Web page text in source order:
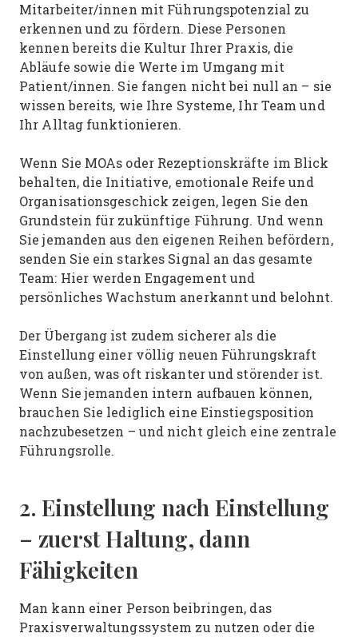
Mitarbeiter/innen mit Führungspotenzial zu
erkennen und zu fördern. Diese Personen
kennen bereits die Kultur Ihrer Praxis, die
Abläufe sowie die Werte im Umgang mit
Patient/innen. Sie fangen nicht bei null an – sie
wissen bereits, wie Ihre Systeme, Ihr Team und
Ihr Alltag funktionieren.
Wenn Sie MOAs oder Rezeptionskräfte im Blick
behalten, die Initiative, emotionale Reife und
Organisationsgeschick zeigen, legen Sie den
Grundstein für zukünftige Führung. Und wenn
Sie jemanden aus den eigenen Reihen befördern,
senden Sie ein starkes Signal an das gesamte
Team: Hier werden Engagement und
persönliches Wachstum anerkannt und belohnt.
Der Übergang ist zudem sicherer als die
Einstellung einer völlig neuen Führungskraft
von außen, was oft riskanter und störender ist.
Wenn Sie jemanden intern aufbauen können,
brauchen Sie lediglich eine Einstiegsposition
nachzubesetzen – und nicht gleich eine zentrale
Führungsrolle.
2. Einstellung nach Einstellung
– zuerst Haltung, dann
Fähigkeiten
Man kann einer Person beibringen, das
Praxisverwaltungssystem zu nutzen oder die